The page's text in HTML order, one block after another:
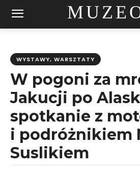
WYSTAWY, WARSZTATY
W pogoni za
Jakucji po
spotkanie z
i podróżnikiem
Suslikiem